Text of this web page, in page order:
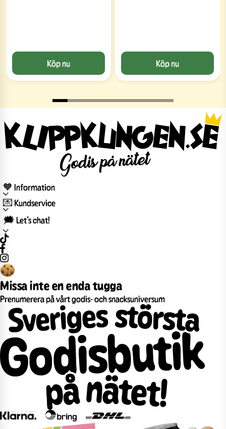
Köp nu Köp nu
🧡 Information
💌 Kundservice
🗯️ Let’s chat!
Missa inte en enda tugga
Prenumerera på vårt godis- och snacksuniversum